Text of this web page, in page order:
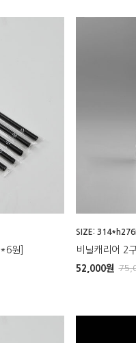
원]
SIZE:
비닐캐리어 2
52,000원